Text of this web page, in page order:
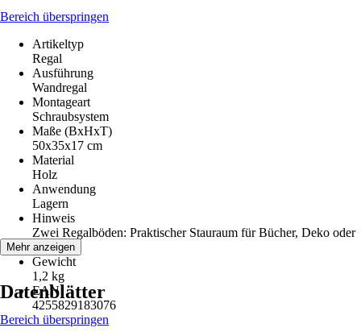
Bereich überspringen
Artikeltyp
Regal
Ausführung
Wandregal
Montageart
Schraubsystem
Maße (BxHxT)
50x35x17 cm
Material
Holz
Anwendung
Lagern
Hinweis
Zwei Regalböden: Praktischer Stauraum für Bücher, Deko oder
Pflanzen
Gewicht
1,2 kg
EAN
4255829183076
Mehr anzeigen
Datenblätter
Bereich überspringen